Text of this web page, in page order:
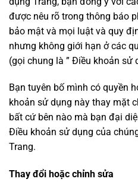
được nêu rõ trong thông báo
bảo mật và mọi luật và quy
nhưng không giới hạn ở các
(gọi chung là ” Điều khoản sử
Bạn tuyên bố mình có quyền
khoản sử dụng này thay mặt
bất cứ bên nào mà bạn đại
Điều khoản sử dụng của
Trang.
Thay đổi hoặc chỉnh sửa